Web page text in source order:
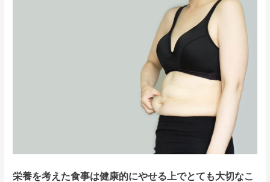
栄養を考えた食事は健康的にやせる上でとても大切なこ